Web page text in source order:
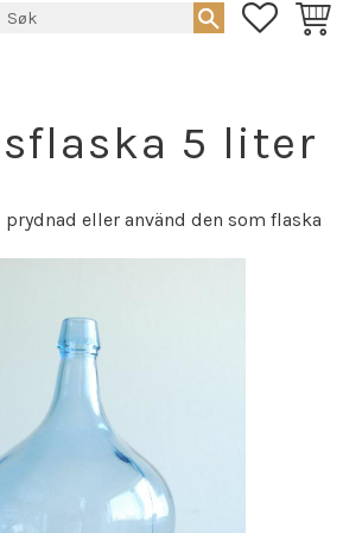
5 liter
eller använd den som flaska